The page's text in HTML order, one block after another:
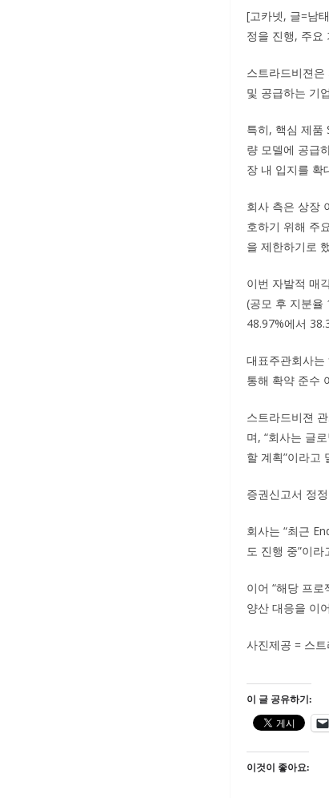
[고카넷, 글=남
정을 진행, 주요
스트라드비젼
및 공급하는 기
특히, 핵심 제품
량 모델에 공급
장 내 입지를 확
회사 측은 상장
호하기 위해 주
을 제한하기로
이번 자발적 매
(공모 후 지분율
48.97%에서
대표주관회사
통해 확약 준수
스트라드비젼
며, “회사는 글
할 계획”이라고
증권신고서 정
회사는 “최근
도 진행 중”이라
이어 “해당 프
양산 대응을 이
사진제공 = 스트
이 글 공유하기:
이것이 좋아요: